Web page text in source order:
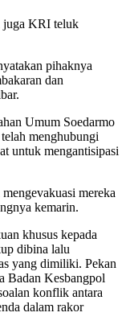
juga KRI teluk
pihaknya
dan
Umum Soedarmo
menghubungi
untuk mengantisipasi
mereka
kemarin.
khusus kepada
dibina lalu
yang dimiliki. Pekan
Badan Kesbangpol
konflik antara
dalam rakor